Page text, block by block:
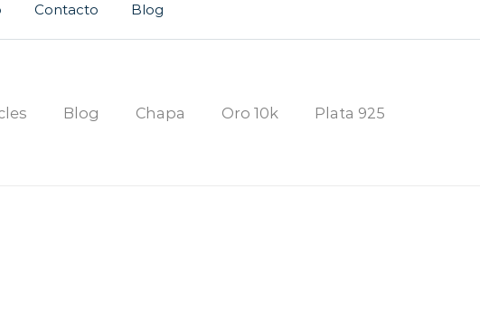
Contacto Blog
Blog Chapa Oro 10k Plata 925